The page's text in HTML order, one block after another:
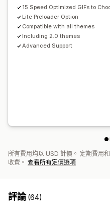
15 Speed Optimized GIFs to
Lite Preloader Option
Compatible with all themes
Including 2.0 themes
Advanced Support
所有費用均以 USD 計價。 定期費用
收費。 查看所有定價選項
評論(64)